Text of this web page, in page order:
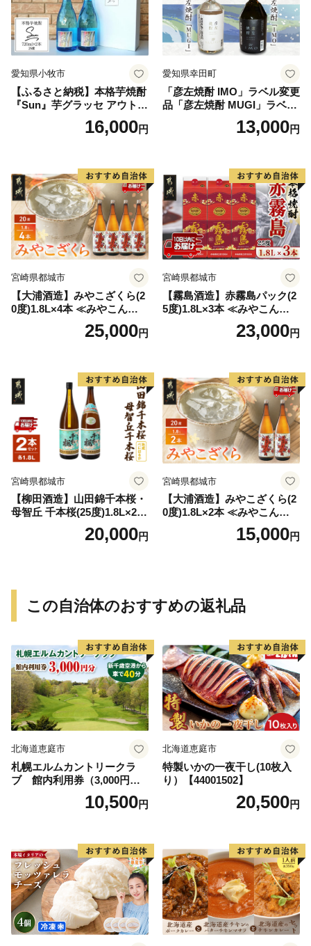
愛知県小牧市
【ふるさと納税】本格芋焼酎
『Sun』芋グラッセ アウトド
ア ソロキャンプ ベランピン
グ 巣ごもり 就労支援16,000円
愛知県幸田町
「彦左焼酎 IMO」ラベル変更
品「彦左焼酎 MUGI」ラベル
変更品 飲み比べ セット 合計
2本 720ml×各1本 25度 焼酎
13,000円
宮崎県都城市
【大浦酒造】みやこざくら(2
0度)1.8L×4本 ≪みやこんじょ
特急便≫_AD-077125,000円
宮崎県都城市
【霧島酒造】赤霧島パック(2
5度)1.8L×3本 ≪みやこんじょ
特急便≫_23-07-K03P-1800-3
23,000円
宮崎県都城市
【柳田酒造】山田錦千本桜・
母智丘 千本桜(25度)1.8L×2本
≪みやこんじょ特急便≫_AC
20,000円
宮崎県都城市
【大浦酒造】みやこざくら(2
0度)1.8L×2本 ≪みやこんじょ
特急便≫_MJ-077115,000円
この自治体のおすすめの返礼品
北海道恵庭市
札幌エルムカントリークラ
ブ 館内利用券（3,000円
分）【26000101】10,500円
北海道恵庭市
特製いかの一夜干し(10枚入
り）【44001502】
20,500円